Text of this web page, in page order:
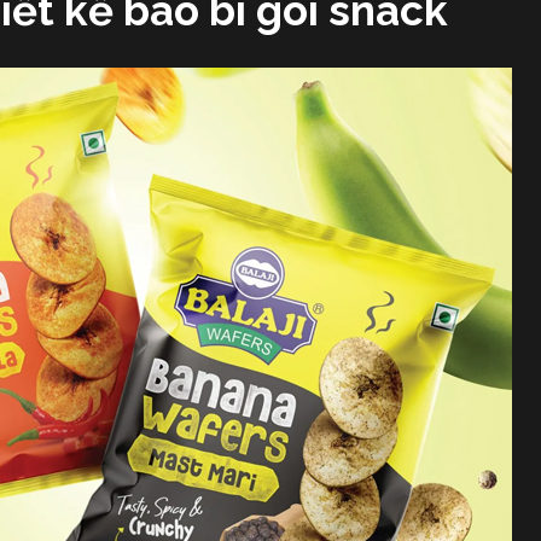
kế bao bì gói snack